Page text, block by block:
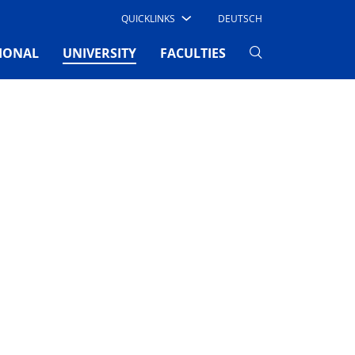
QUICKLINKS DEUTSCH
UNIVERSITY(CURRENT)
FACULTIES